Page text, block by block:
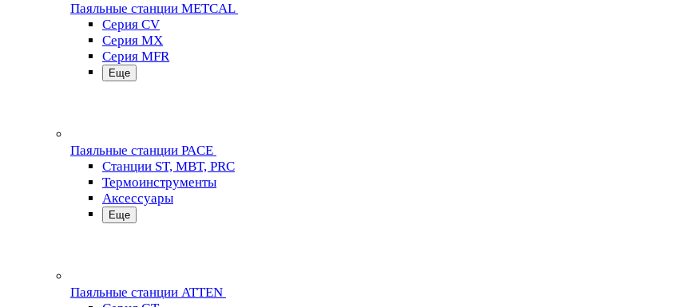
Паяльные станции METCAL
Серия CV
Серия MX
Серия MFR
Еще
Паяльные станции PACE
Станции ST, MBT, PRC
Термоинструменты
Аксессуары
Еще
Паяльные станции ATTEN